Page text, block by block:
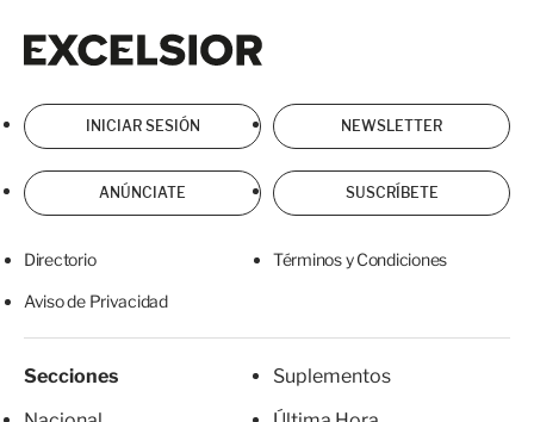
INICIAR SESIÓN NEWSLETTER
ANÚNCIATE SUSCRÍBETE
Directorio Términos y Condiciones
Aviso de Privacidad
Secciones
Suplementos